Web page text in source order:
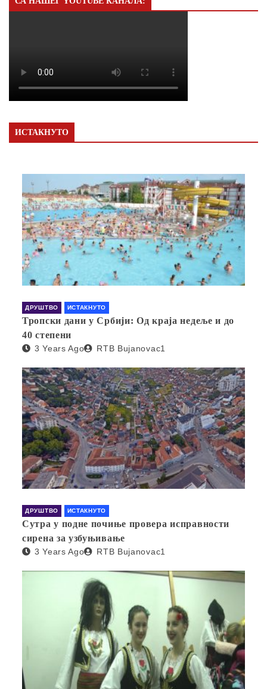
ИСТАКНУТО
ДРУШТВО ИСТАКНУТО
Тропски дани у Србији: Од краја недеље и до
40 степени
3 Years Ago RTB Bujanovac1
ДРУШТВО ИСТАКНУТО
Сутра у подне почиње провера исправности
сирена за узбуњивање
3 Years Ago RTB Bujanovac1